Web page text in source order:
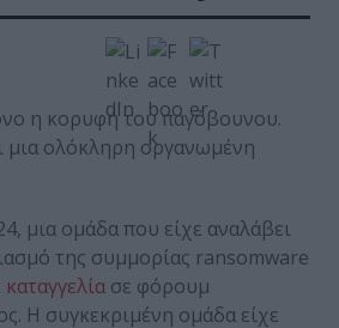
η κορυφή του παγόβουνου.
μια ολόκληρη οργανωμένη
μια ομάδα που είχε αναλάβει
της συμμορίας ransomware
καταγγελία σε φόρουμ
Η συγκεκριμένη ομάδα είχε